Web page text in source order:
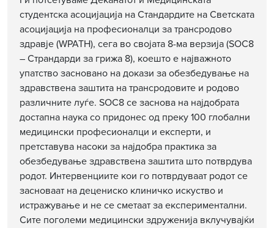
студентска асоцијација на Стандардите на Светската
асоцијација на професионалци за трансродово
здравје (WPATH), сега во својата 8-ма верзија (SOC8
– Страндарди за грижа 8), коешто е најважното
упатство засновано на докази за обезбедување на
здравствена заштита на трансродовите и родово
различните луѓе. SOC8 се заснова на најдобрата
достапна наука со придонес од преку 100 глобални
медицински професионалци и експерти, и
претставува насоки за најдобра практика за
обезбедување здравствена заштита што потврдува
родот. Интервенциите кои го потврдуваат родот се
засноваат на децениско клиничко искуство и
истражување и не се сметаат за експериментални.
Сите поголеми медицински здруженија вклучувајќи